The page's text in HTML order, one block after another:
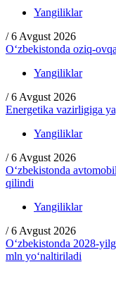
Yangiliklar
/ 6 Avgust 2026
O‘zbekistonda oziq-
Yangiliklar
/ 6 Avgust 2026
Energetika vazirligiga
Yangiliklar
/ 6 Avgust 2026
O‘zbekistonda
qilindi
Yangiliklar
/ 6 Avgust 2026
O‘zbekistonda 2028-
mln yo‘naltiriladi